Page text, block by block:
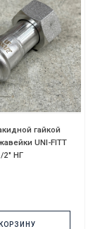
гайкой
UNI-FITT
2" НГ